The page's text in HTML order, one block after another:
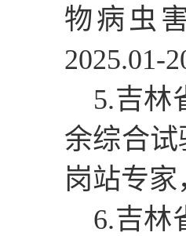
物病虫
2025.01-
5.吉林
余综合试
岗站专
6.吉林